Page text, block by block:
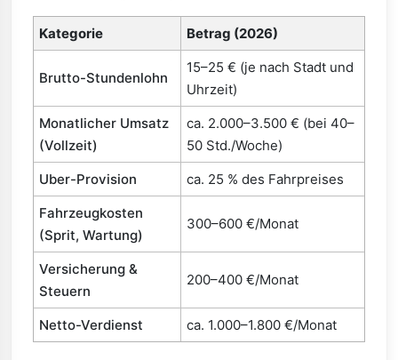
Kategorie Betrag (2026)
Brutto-Stundenlohn
15–25 € (je nach Stadt und
Uhrzeit)
Monatlicher Umsatz
(Vollzeit)
ca. 2.000–3.500 € (bei 40–
50 Std./Woche)
Uber-Provision
ca. 25 % des Fahrpreises
Fahrzeugkosten
(Sprit, Wartung)
300–600 €/Monat
Versicherung &
Steuern
200–400 €/Monat
Netto-Verdienst ca. 1.000–1.800 €/Monat